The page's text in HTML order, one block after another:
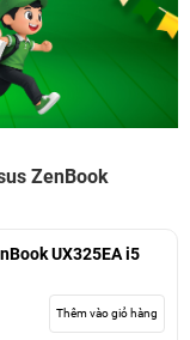
ZenBook
UX325EA i5
Thêm vào giỏ hàng